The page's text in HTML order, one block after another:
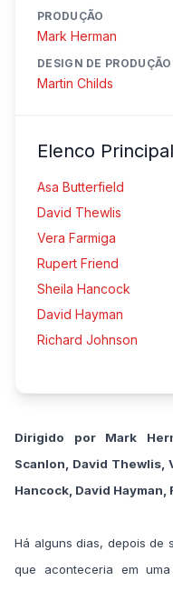
PRODUÇÃO
Mark Herman
DESIGN DE PRODUÇÃO
Martin Childs
Elenco Principal
Asa Butterfield
David Thewlis
Vera Farmiga
Rupert Friend
Sheila Hancock
David Hayman
Richard Johnson
Dirigido por Mark
Scanlon, David Thewlis,
Hancock, David
Há alguns dias, depois de
que aconteceria em